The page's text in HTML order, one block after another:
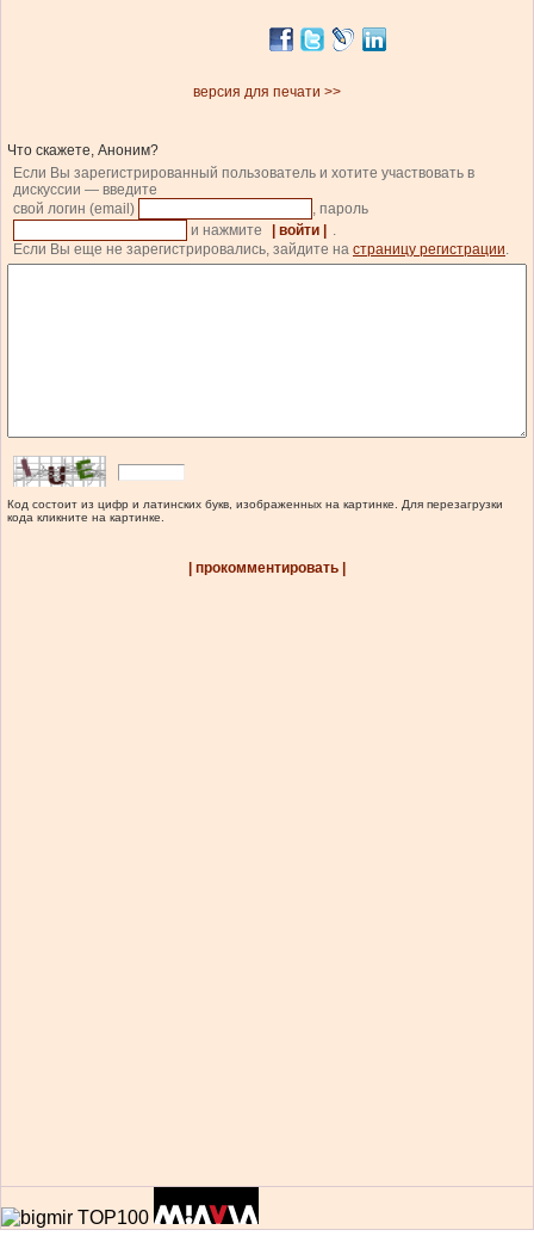
версия для печати >>
Что скажете, Аноним?
Если Вы зарегистрированный пользователь и хотите участвовать в
дискуссии — введите
свой логин (email)
, пароль
и нажмите
| войти |
.
Если Вы еще не зарегистрировались, зайдите на страницу регистрации.
Код состоит из цифр и латинских букв, изображенных на картинке. Для перезагрузки
кода кликните на картинке.
| прокомментировать |